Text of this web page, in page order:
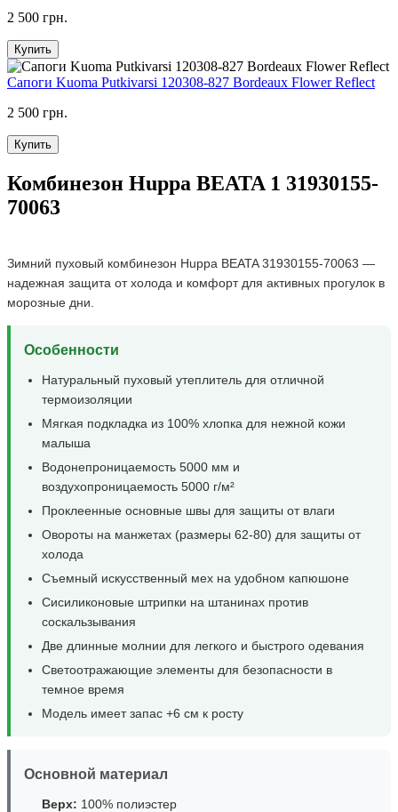
2 500 грн.
Купить
Сапоги Kuoma Putkivarsi 120308-827 Bordeaux Flower Reflect
2 500 грн.
Купить
Комбинезон Huppa BEATA 1 31930155-
70063
Зимний пуховый комбинезон Huppa BEATA 31930155-70063 —
надежная защита от холода и комфорт для активных прогулок в
морозные дни.
Особенности
Натуральный пуховый утеплитель для отличной
термоизоляции
Мягкая подкладка из 100% хлопка для нежной кожи
малыша
Водонепроницаемость 5000 мм и
воздухопроницаемость 5000 г/м²
Проклеенные основные швы для защиты от влаги
Овороты на манжетах (размеры 62-80) для защиты от
холода
Съемный искусственный мех на удобном капюшоне
Сисиликоновые штрипки на штанинах против
соскальзывания
Две длинные молнии для легкого и быстрого одевания
Светоотражающие элементы для безопасности в
темное время
Модель имеет запас +6 см к росту
Основной материал
Верх: 100% полиэстер